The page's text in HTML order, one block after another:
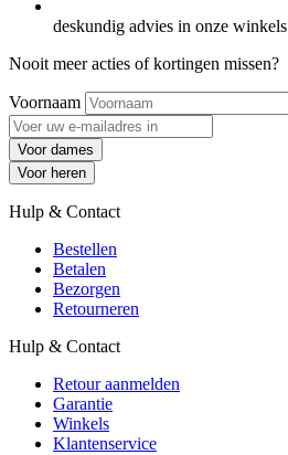
deskundig advies in onze winkels
Nooit meer acties of kortingen missen?
Voornaam
Voor dames
Voor heren
Hulp & Contact
Bestellen
Betalen
Bezorgen
Retourneren
Hulp & Contact
Retour aanmelden
Garantie
Winkels
Klantenservice